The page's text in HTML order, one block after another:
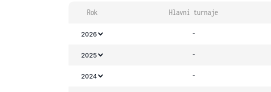
Rok Hlavní turnaje
2026 -
2025 -
2024 -